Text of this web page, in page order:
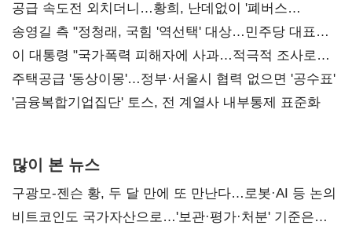
공급 속도전 외치더니…황희, 난데없이 '폐버스
리모델링' 제안
송영길 측 "정청래, 국힘 '역선택' 대상…민주당 대표로
총선 지휘 못해"
이 대통령 "국가폭력 피해자에 사과…적극적 조사로
진실 밝혀야"
주택공급 '동상이몽'…정부·서울시 협력 없으면 '공수표'
'금융복합기업집단' 토스, 전 계열사 내부통제 표준화
많이 본 뉴스
구광모-젠슨 황, 두 달 만에 또 만난다…로봇·AI 등 논의
비트코인도 국가자산으로…'보관·평가·처분' 기준은